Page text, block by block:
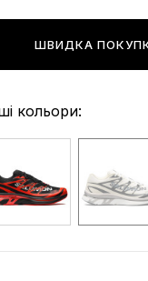
ШВИДКА
кольори: